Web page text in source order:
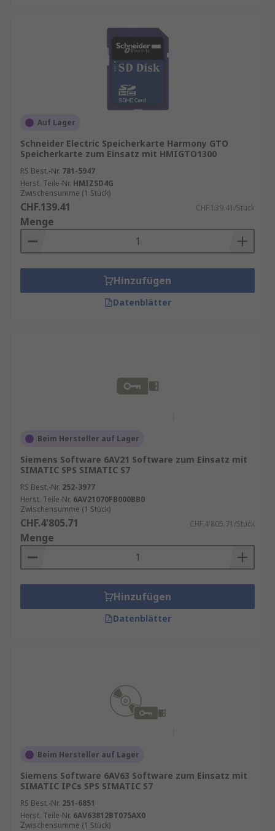
Auf Lager
Schneider Electric Speicherkarte Harmony GTO
Speicherkarte zum Einsatz mit HMIGTO1300
RS Best.-Nr. 781-5947
Herst. Teile-Nr. HMIZSD4G
Zwischensumme (1 Stück)
CHF.139.41 CHF.139.41/Stück
Menge
Hinzufügen
Datenblätter
Beim Hersteller auf Lager
Siemens Software 6AV21 Software zum Einsatz mit
SIMATIC SPS SIMATIC S7
RS Best.-Nr. 252-3977
Herst. Teile-Nr. 6AV21070FB000BB0
Zwischensumme (1 Stück)
CHF.4'805.71 CHF.4'805.71/Stück
Menge
Hinzufügen
Datenblätter
Beim Hersteller auf Lager
Siemens Software 6AV63 Software zum Einsatz mit
SIMATIC IPCs SPS SIMATIC S7
RS Best.-Nr. 251-6851
Herst. Teile-Nr. 6AV63812BT075AX0
Zwischensumme (1 Stück)